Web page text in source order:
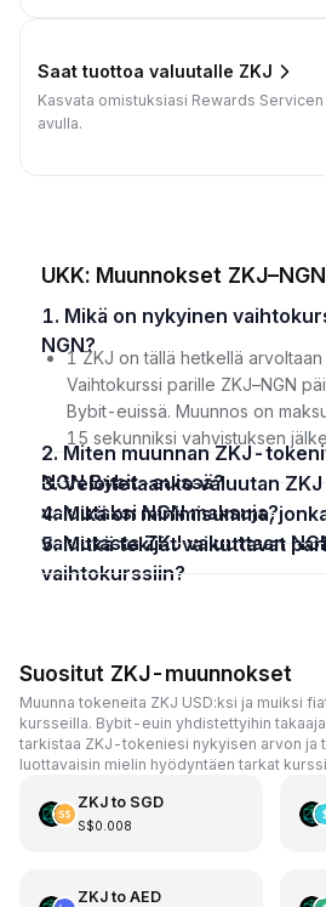
Saat tuottoa valuutalle ZKJ
Kasvata omistuksiasi Rewards Servicen
avulla.
UKK: Muunnokset ZKJ–NGN
1. Mikä on nykyinen vaihtokurssi parille ZKJ–
NGN?
1 ZKJ on tällä hetkellä arvoltaan
Vaihtokurssi parille ZKJ–NGN
Bybit-euissä. Muunnos on
15 sekunniksi vahvistuksen
2. Miten muunnan ZKJ-tokenit valuutaksi
NGN Bybit-euissä?
3. Veloitetaanko valuutan ZKJ muuntamisesta
valuutaksi NGN maksuja?
4. Mikä on minimisumma, jonka voin muuntaa
valuutasta ZKJ valuuttaan
5. Mitkä tekijät vaikuttavat parin ZKJ–NGN
vaihtokurssiin?
Suositut ZKJ-muunnokset
Muunna tokeneita ZKJ USD:ksi ja muiksi
kursseilla. Bybit-euin yhdistettyihin
tarkistaa ZKJ-tokeniesi nykyisen arvon ja
luottavaisin mielin hyödyntäen tarkat
ZKJto SGD
S$0.008
ZKJto AED